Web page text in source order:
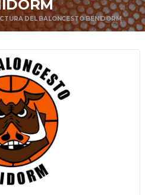
DEL BALONCESTO BENIDORM